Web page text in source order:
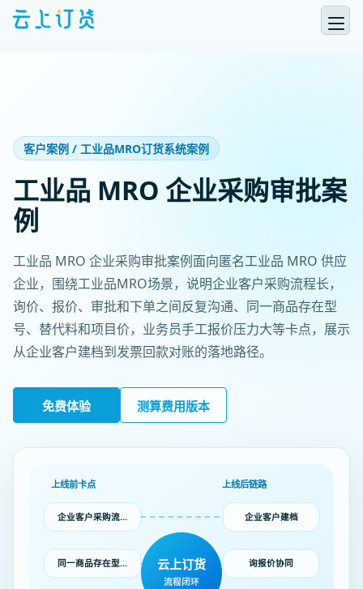
客户案例 / 工业品MRO订货系统案例
工业品 MRO 企业采购审批案
例
工业品 MRO 企业采购审批案例面向匿名工业品 MRO 供应
企业，围绕工业品MRO场景，说明企业客户采购流程长，
询价、报价、审批和下单之间反复沟通、同一商品存在型
号、替代料和项目价，业务员手工报价压力大等卡点，展示
从企业客户建档到发票回款对账的落地路径。
免费体验 测算费用版本
企业客户采购流…
同一商品存在型… 云上订货
流程闭环
企业客户建档
询报价协同
上线前卡点 上线后链路